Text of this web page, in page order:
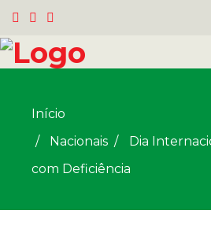
Início
Nacionais /
Dia
com Deficiência